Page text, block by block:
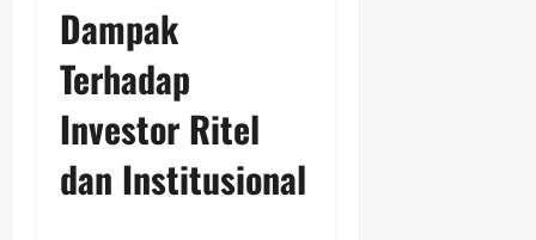
Dampak
Terhadap
Investor Ritel
dan Institusional